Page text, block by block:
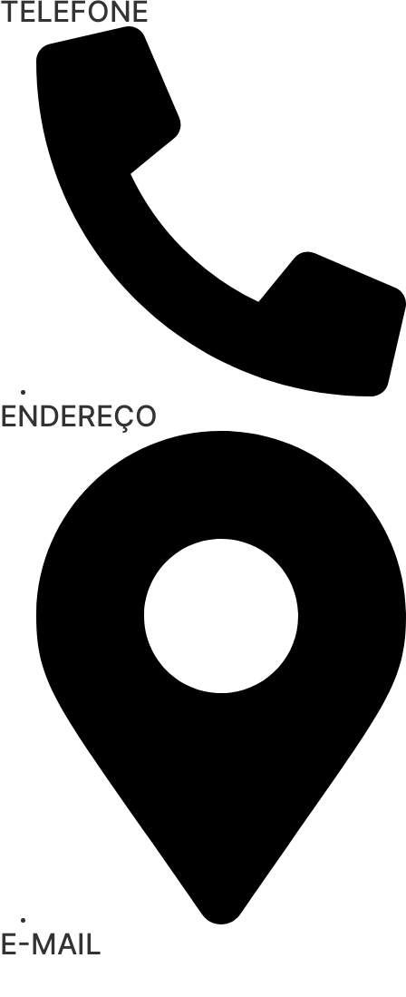
TELEFONE
ENDEREÇO
E-MAIL